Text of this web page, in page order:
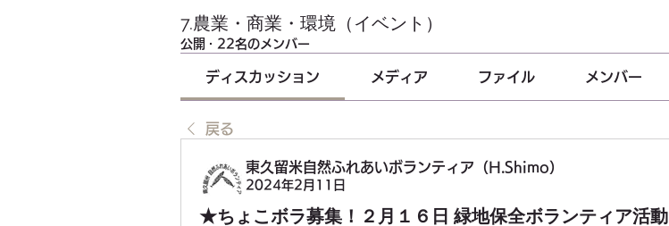
7.農業・商業・環境（イベント）
公開 · 22名のメンバー
ディスカッション メディア ファイル メンバー
戻る
東久留米自然ふれあいボランティア（H.Shimo）
2024年2月11日
★ちょこボラ募集！２月１６日 緑地保全ボランティア活動